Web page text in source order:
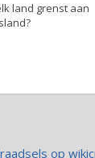
land grenst aan
op